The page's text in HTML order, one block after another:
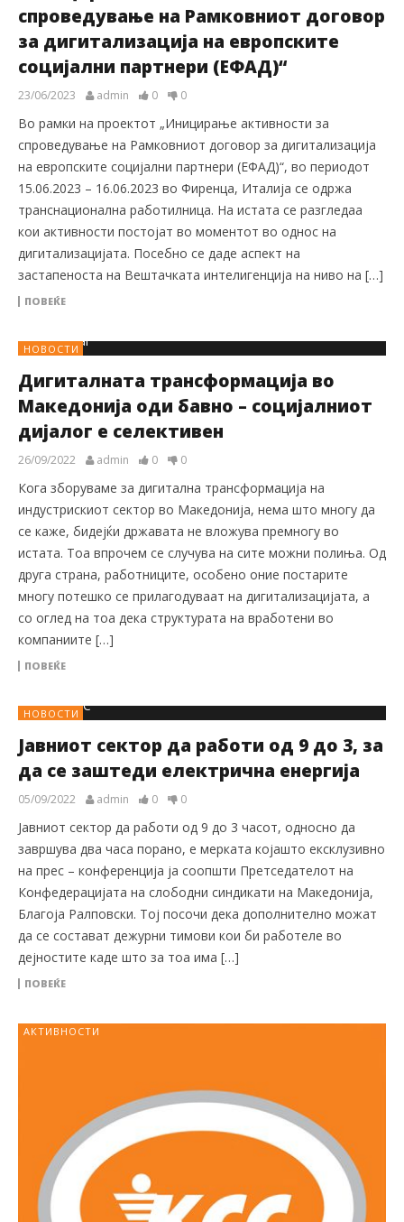
спроведување на Рамковниот договор
за дигитализација на европските
социјални партнери (ЕФАД)“
23/06/2023 admin 0 0
Во рамки на проектот „Иницирање активности за
спроведување на Рамковниот договор за дигитализација
на европските социјални партнери (ЕФАД)“, во периодот
15.06.2023 – 16.06.2023 во Фиренца, Италија се одржа
транснационална работилница. На истата се разгледаа
кои активности постојат во моментот во однос на
дигитализацијата. Посебно се даде аспект на
застапеноста на Вештачката интелигенција на ниво на […]
ПОВЕЌЕ
НОВОСТИ
Дигиталната трансформација во
Македонија оди бавно – социјалниот
дијалог е селективен
26/09/2022 admin 0 0
Кога зборуваме за дигитална трансформација на
индустрискиот сектор во Македонија, нема што многу да
се каже, бидејќи државата не вложува премногу во
истата. Тоа впрочем се случува на сите можни полиња. Од
друга страна, работниците, особено оние постарите
многу потешко се прилагодуваат на дигитализацијата, а
со оглед на тоа дека структурата на вработени во
компаниите […]
ПОВЕЌЕ
НОВОСТИ
Јавниот сектор да работи од 9 до 3, за
да се заштеди електрична енергија
05/09/2022 admin 0 0
Јавниот сектор да работи од 9 до 3 часот, односно да
завршува два часа порано, е мерката којашто ексклузивно
на прес – конференција ја соопшти Претседателот на
Конфедерацијата на слободни синдикати на Македонија,
Благоја Ралповски. Тој посочи дека дополнително можат
да се состават дежурни тимови кои би работеле во
дејностите каде што за тоа има […]
ПОВЕЌЕ
АКТИВНОСТИ